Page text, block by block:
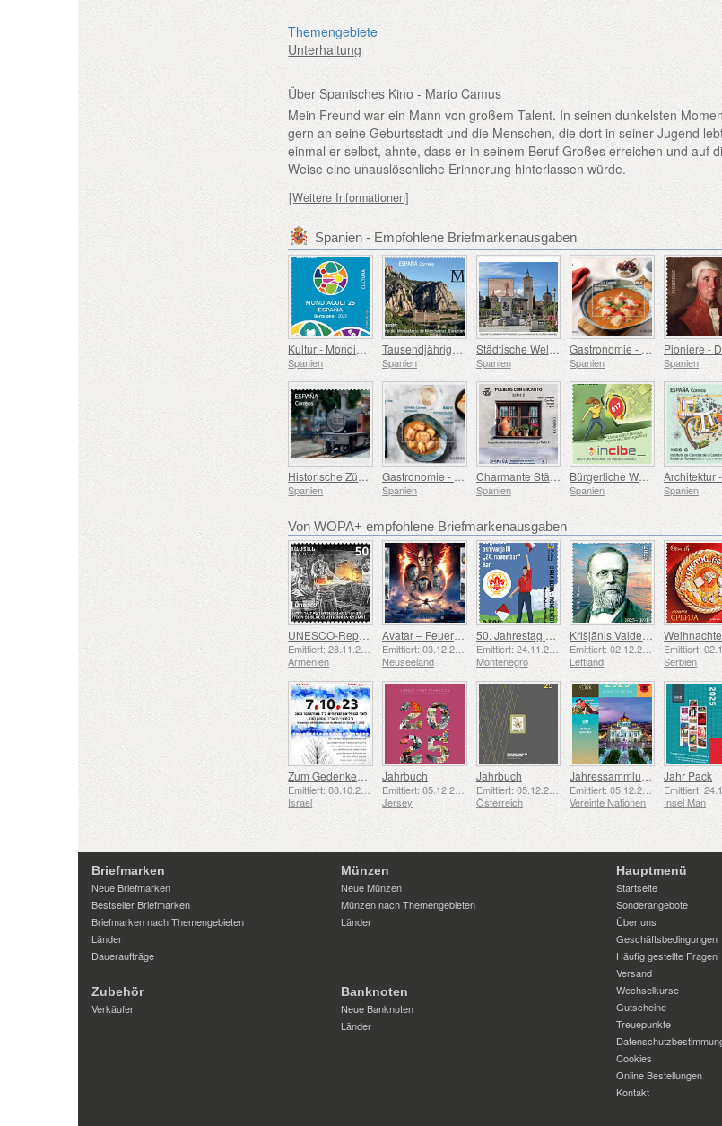
Themengebiete
Unterhaltung
Über Spanisches Kino - Mario Camus
Mein Freund war ein Mann von großem Talent. In seinen dunkelsten
gern an seine Geburtsstadt und die Menschen, die dort in seiner Jugend
einmal er selbst, ahnte, dass er in seinem Beruf Großes erreichen und auf
Weise eine unauslöschliche Erinnerung hinterlassen würde.
[Weitere Informationen]
Spanien - Empfohlene Briefmarkenausgaben
Kultur - Mondiacult 25 Spanien, Barcelona
Spanien
Tausendjähriges Jubiläum des Klosters Montserrat, Barcelona
Spanien
Städtische Welterbestätten – Alcalá de Henares
Spanien
Gastronomie - Spanien in 19 Gerichten, Melilla, Seeteufel a la Rusadir
Spanien Spanien
Historische Züge - Euskotren Dampfzug
Spanien
Gastronomie - Spanien in 19 Gerichten, Ceuta, Thunfischeintopf mit Kartoffeln
Spanien
Charmante Städte
Spanien
Bürgerliche Werte – Cybersicherheit
Spanien Spanien
Von WOPA+ empfohlene Briefmarkenausgaben
UNESCO-Repräsentative Liste des Immateriellen Kulturerbes der Menschheit – Schmiedetradition in Gyumri
Armenien
Avatar – Feuer und Asche
Neuseeland
50. Jahrestag der Gründung der Pfadfindergruppe „24. November Bar Scout“
Emittiert: 24.11.2025
Montenegro
Krišjānis Valdemārs
Lettland
Serbien
Zum Gedenken an die Gefallenen und Ermordeten vom 7. Oktober 2023
Israel
Jahrbuch
Jersey
Jahrbuch
Emittiert: 05.12.2025
Österreich
Jahressammlungsmappe (New York)
Vereinte Nationen
Jahr Pack
Insel Man
Briefmarken
Neue Briefmarken
Bestseller Briefmarken
Briefmarken nach Themengebieten
Länder
Daueraufträge
Münzen
Neue Münzen
Münzen nach Themengebieten
Länder
Zubehör
Verkäufer
Banknoten
Neue Banknoten
Länder
Hauptmenü
Startseite
Sonderangebote
Über uns
Geschäftsbedingungen
Häufig gestellte Fragen
Versand
Wechselkurse
Gutscheine
Treuepunkte
Cookies
Online Bestellungen
Kontakt